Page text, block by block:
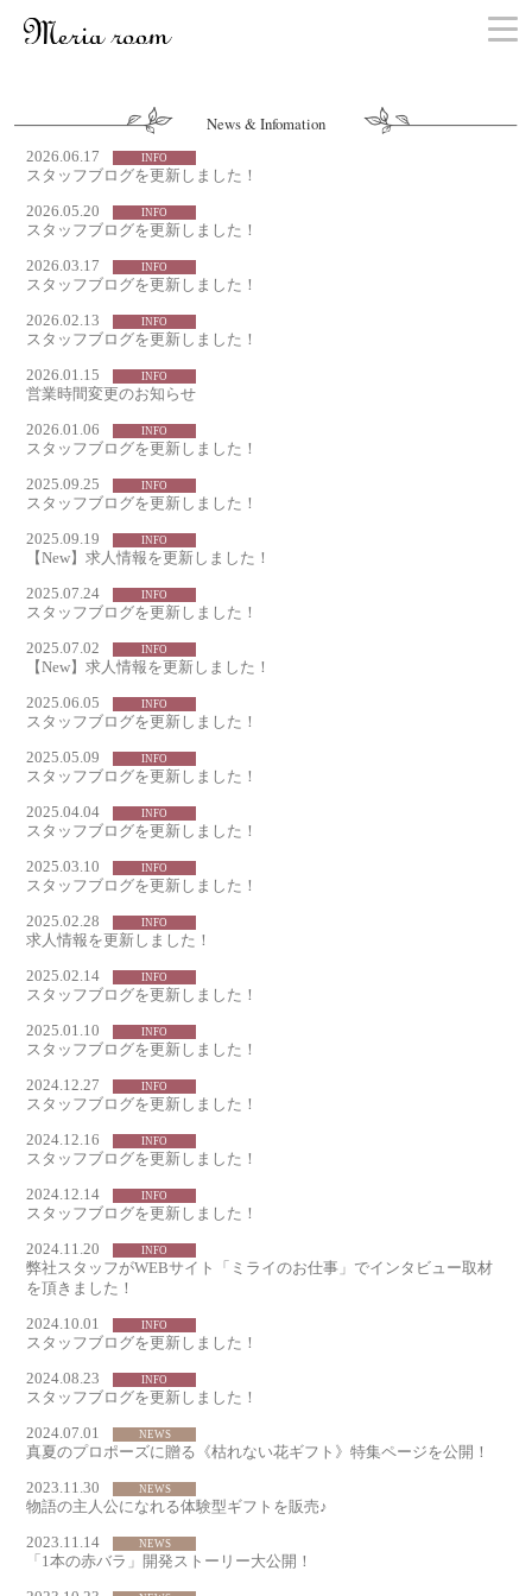
お問い合わせ
News & Infomation
2026.06.17 INFO
スタッフブログを更新しました！
2026.05.20 INFO
スタッフブログを更新しました！
2026.03.17 INFO
スタッフブログを更新しました！
2026.02.13 INFO
スタッフブログを更新しました！
2026.01.15 INFO
営業時間変更のお知らせ
2026.01.06 INFO
スタッフブログを更新しました！
2025.09.25 INFO
スタッフブログを更新しました！
2025.09.19 INFO
【New】求人情報を更新しました！
2025.07.24 INFO
スタッフブログを更新しました！
2025.07.02 INFO
【New】求人情報を更新しました！
2025.06.05 INFO
スタッフブログを更新しました！
2025.05.09 INFO
スタッフブログを更新しました！
2025.04.04 INFO
スタッフブログを更新しました！
2025.03.10 INFO
スタッフブログを更新しました！
2025.02.28 INFO
求人情報を更新しました！
2025.02.14 INFO
スタッフブログを更新しました！
2025.01.10 INFO
スタッフブログを更新しました！
2024.12.27 INFO
スタッフブログを更新しました！
2024.12.16 INFO
スタッフブログを更新しました！
2024.12.14 INFO
スタッフブログを更新しました！
2024.11.20 INFO
弊社スタッフがWEBサイト「ミライのお仕事」でインタビュー取材
を頂きました！
2024.10.01 INFO
スタッフブログを更新しました！
2024.08.23 INFO
スタッフブログを更新しました！
2024.07.01 NEWS
真夏のプロポーズに贈る《枯れない花ギフト》特集ページを公開！
2023.11.30 NEWS
物語の主人公になれる体験型ギフトを販売♪
2023.11.14 NEWS
「1本の赤バラ」開発ストーリー大公開！